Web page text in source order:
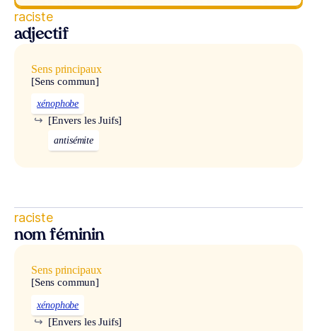
raciste
adjectif
Sens principaux
[Sens commun]
xénophobe
[Envers les Juifs]
↪
antisémite
raciste
nom féminin
Sens principaux
[Sens commun]
xénophobe
[Envers les Juifs]
↪